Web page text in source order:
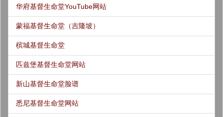
华府基督生命堂YouTube网站
蒙福基督生命堂（吉隆坡）
槟城基督生命堂
匹兹堡基督生命堂网站
新山基督生命堂脸谱
悉尼基督生命堂网站